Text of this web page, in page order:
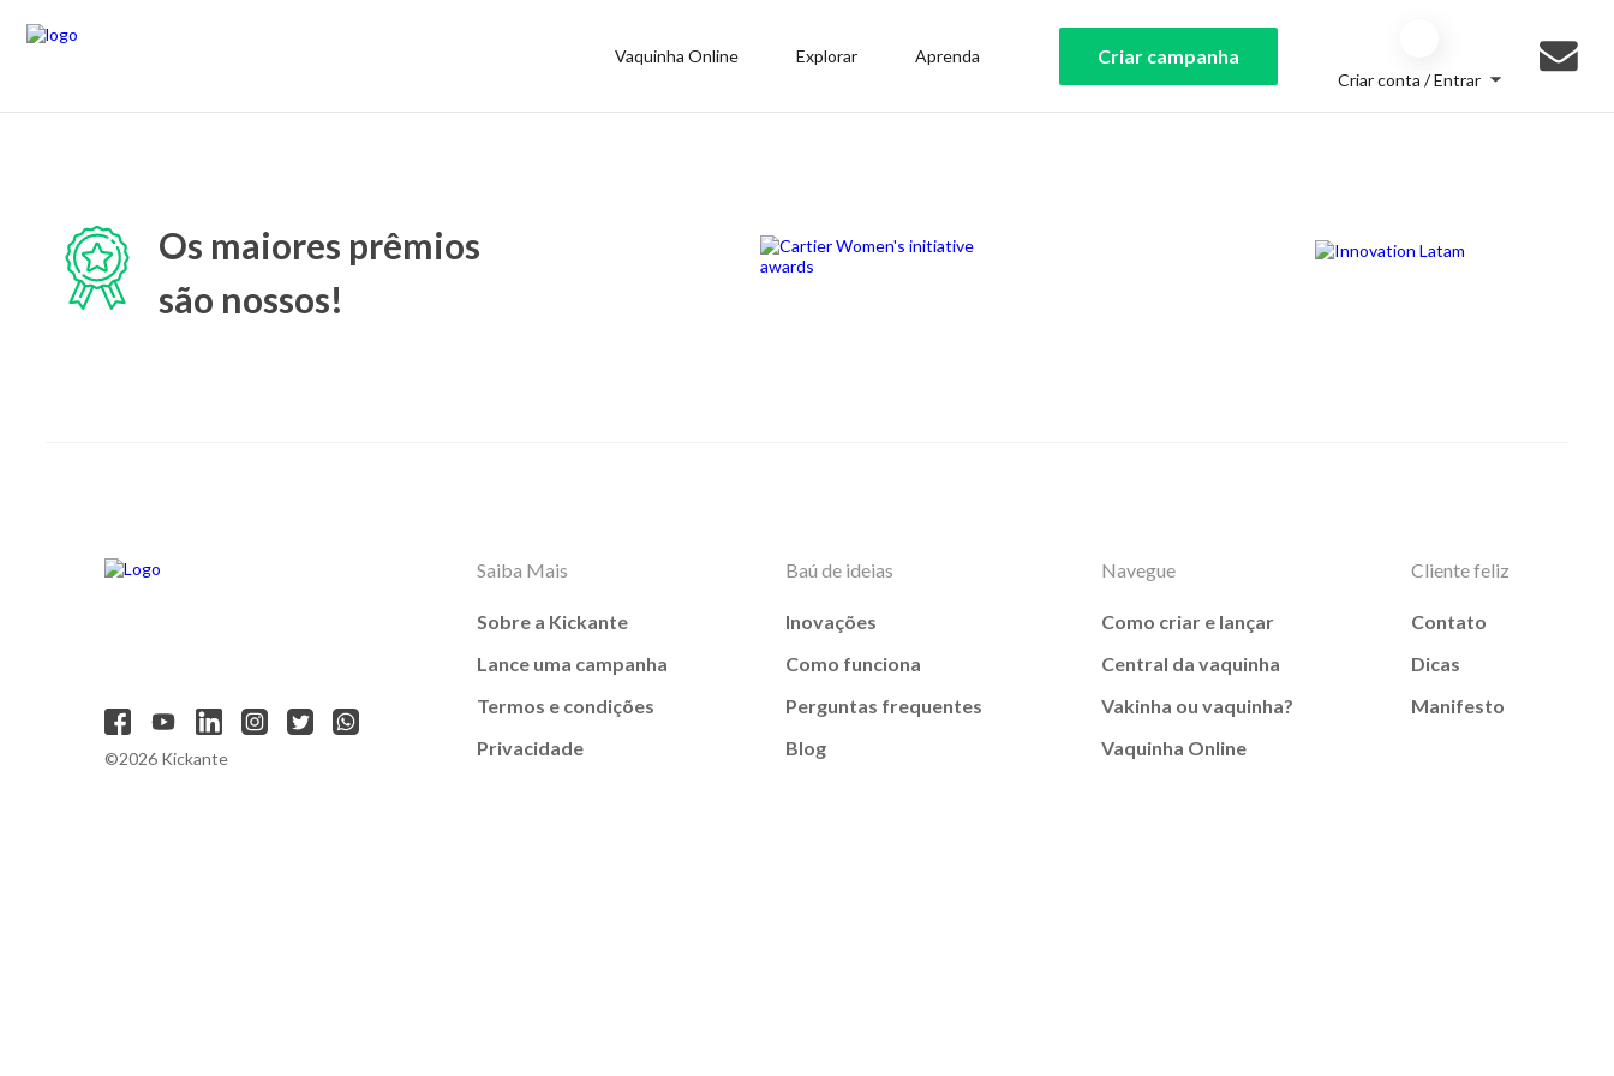
Vaquinha Online Explorar Aprenda Criar campanha
Criar conta / Entrar
Os maiores prêmios
são nossos!
©2026 Kickante
Saiba Mais
Sobre a Kickante
Lance uma campanha
Termos e condições
Privacidade
Baú de ideias
Inovações
Como funciona
Perguntas frequentes
Blog
Navegue
Como criar e lançar
Central da vaquinha
Vakinha ou vaquinha?
Vaquinha Online
Cliente feliz
Contato
Dicas
Manifesto